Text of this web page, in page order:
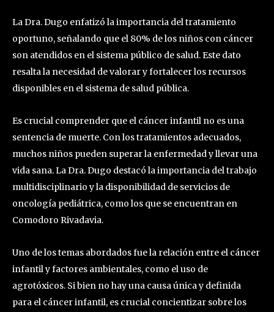
La Dra. Dugo enfatizó la importancia del tratamiento
oportuno, señalando que el 80% de los niños con cáncer
son atendidos en el sistema público de salud. Este dato
resalta la necesidad de valorar y fortalecer los recursos
disponibles en el sistema de salud pública.
Es crucial comprender que el cáncer infantil no es una
sentencia de muerte. Con los tratamientos adecuados,
muchos niños pueden superar la enfermedad y llevar una
vida sana. La Dra. Dugo destacó la importancia del trabajo
multidisciplinario y la disponibilidad de servicios de
oncología pediátrica, como los que se encuentran en
Comodoro Rivadavia.
Uno de los temas abordados fue la relación entre el cáncer
infantil y factores ambientales, como el uso de
agrotóxicos. Si bien no hay una causa única y definida
para el cáncer infantil, es crucial concientizar sobre los